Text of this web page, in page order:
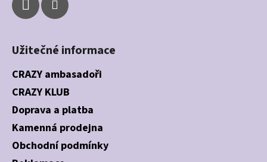
Užitečné informace
CRAZY ambasadoři
CRAZY KLUB
Doprava a platba
Kamenná prodejna
Obchodní podmínky